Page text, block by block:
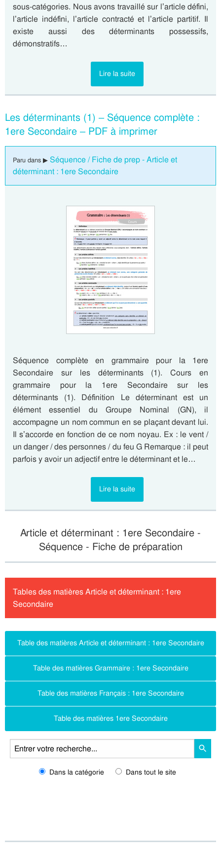
sous-catégories. Nous avons travaillé sur l’article défini,
l’article indéfini, l’article contracté et l’article partitif. Il
existe aussi des déterminants possessifs,
démonstratifs…
Lire la suite
Les déterminants (1) – Séquence complète :
1ere Secondaire – PDF à imprimer
Paru dans ▶ Séquence / Fiche de prep - Article et
déterminant : 1ere Secondaire
Séquence complète en grammaire pour la 1ere
Secondaire sur les déterminants (1). Cours en
grammaire pour la 1ere Secondaire sur les
déterminants (1). Définition Le déterminant est un
élément essentiel du Groupe Nominal (GN), il
accompagne un nom commun en se plaçant devant lui.
Il s’accorde en fonction de ce nom noyau. Ex : le vent /
un danger / des personnes / du feu G Remarque : il peut
parfois y avoir un adjectif entre le déterminant et le…
Lire la suite
Article et déterminant : 1ere Secondaire -
Séquence - Fiche de préparation
Tables des matières Article et déterminant : 1ere
Secondaire
Table des matières Article et déterminant : 1ere Secondaire
Table des matières Grammaire : 1ere Secondaire
Table des matières Français : 1ere Secondaire
Table des matières 1ere Secondaire
Dans la catégorie Dans tout le site